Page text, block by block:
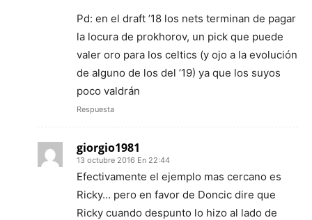
Pd: en el draft ’18 los nets terminan de pagar
la locura de prokhorov, un pick que puede
valer oro para los celtics (y ojo a la evolución
de alguno de los del ’19) ya que los suyos
poco valdrán
Respuesta
giorgio1981
13 octubre 2016 En 22:44
Efectivamente el ejemplo mas cercano es
Ricky… pero en favor de Doncic dire que
Ricky cuando despunto lo hizo al lado de